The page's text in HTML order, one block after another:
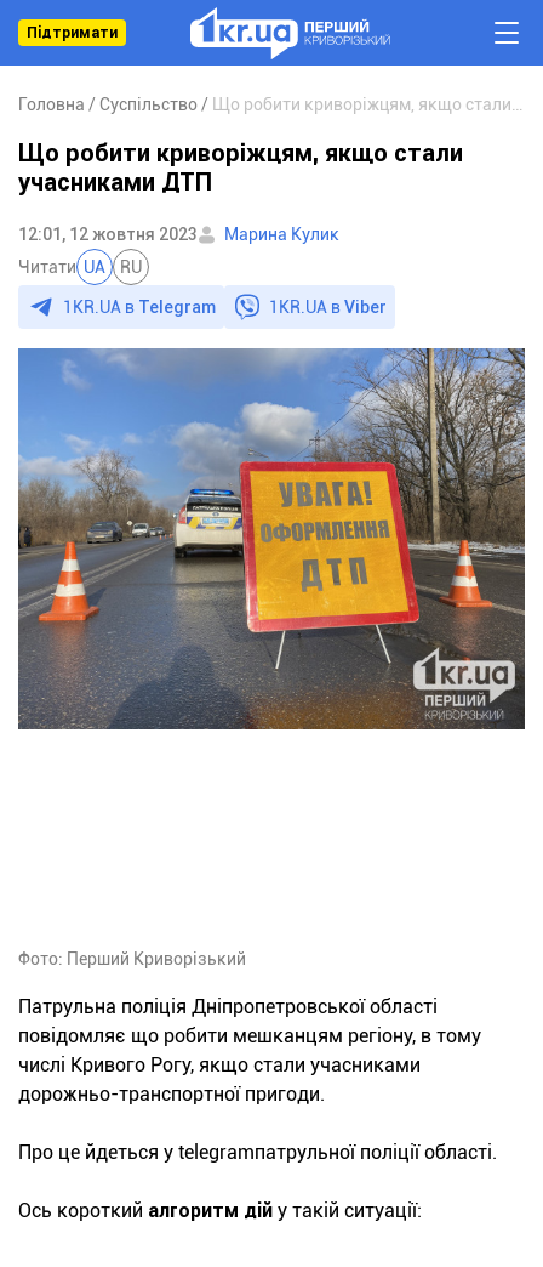
Підтримати
Головна Суспільство
Що робити криворіжцям, якщо стали
учасниками ДТП
12:01, 12 жовтня 2023
Марина Кулик
Читати UA RU
1KR.UA в Telegram 1KR.UA вViber
Фото: Перший Криворізький
Патрульна поліція Дніпропетровської області
повідомляє що робити мешканцям регіону, в тому
числі Кривого Рогу, якщо стали учасниками
дорожньо-транспортної пригоди.
Про це йдеться у telegramпатрульної поліції області.
Ось короткий алгоритм дій у такій ситуації: